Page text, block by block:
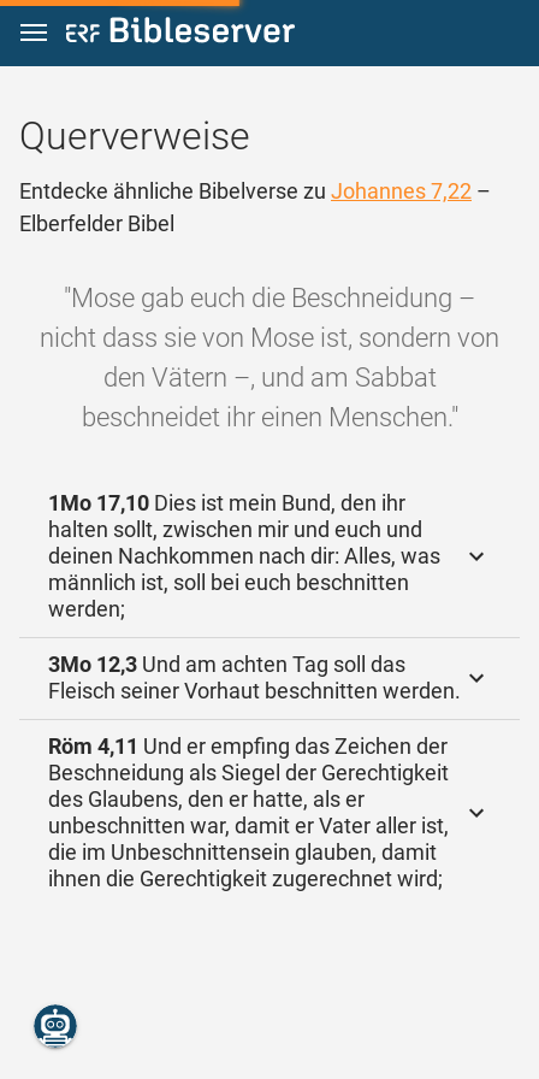
Zum Inhalt springen
Querverweise
Entdecke ähnliche Bibelverse zu Johannes 7,22 –
Elberfelder Bibel
"Mose gab euch die Beschneidung –
nicht dass sie von Mose ist, sondern von
den Vätern –, und am Sabbat
beschneidet ihr einen Menschen."
1Mo 17,10 Dies ist mein Bund, den ihr
halten sollt, zwischen mir und euch und
deinen Nachkommen nach dir: Alles, was
männlich ist, soll bei euch beschnitten
werden;
3Mo 12,3 Und am achten Tag soll das
Fleisch seiner Vorhaut beschnitten werden.
Röm 4,11 Und er empfing das Zeichen der
Beschneidung als Siegel der Gerechtigkeit
des Glaubens, den er hatte, als er
unbeschnitten war, damit er Vater aller ist,
die im Unbeschnittensein glauben, damit
ihnen die Gerechtigkeit zugerechnet wird;